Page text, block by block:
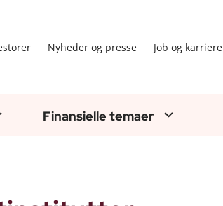
Nyheder og presse Job og karriere
Finansielle temaer